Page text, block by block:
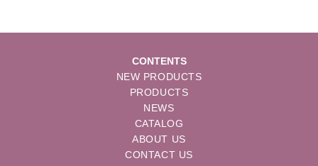
CONTENTS
NEW PRODUCTS
PRODUCTS
NEWS
CATALOG
ABOUT US
CONTACT US